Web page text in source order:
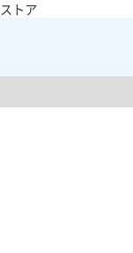
ストア